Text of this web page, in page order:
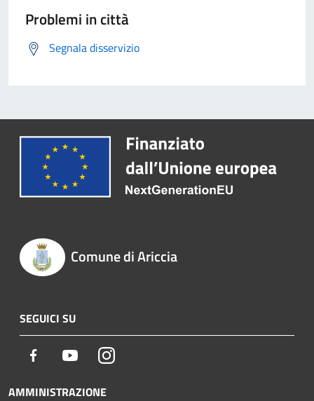
Problemi in città
Segnala disservizio
Comune di Ariccia
SEGUICI SU
Facebook YoutubeInstagram
AMMINISTRAZIONE